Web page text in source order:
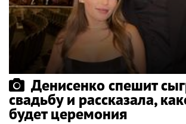
Денисенко спешит
свадьбу и рассказала,
будет церемония